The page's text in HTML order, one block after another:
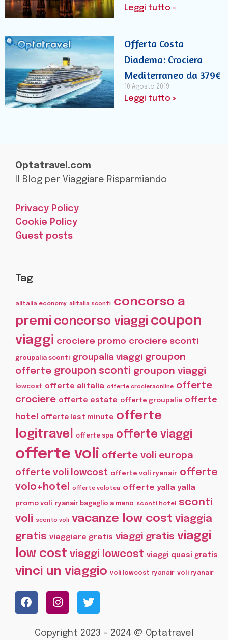
Leggi tutto »
Offerta Costa
Diadema: Crociera
Mediterraneo da 379€
10 Agosto 2019
Leggi tutto »
Optatravel.com
Il Blog per Viaggiare Risparmiando
Privacy Policy
Cookie Policy
Guest posts
Tag
alitalia economy alitalia sconti concorso a
premi concorso viaggi coupon
viaggi crociere promo crociere sconti
groupalia sconti groupalia viaggi groupon
offerte groupon sconti groupon viaggi
lowcost offerte alitalia offerte crocieraonline offerte
crociere offerte estate offerte groupalia offerte
hotel
offerte last minute offerte
logitravel offerte spa offerte viaggi
offerte voli offerte voli europa
offerte voli lowcost offerte voli ryanair offerte
volo+hotel offerte volotea offerte yalla yalla
promo voli ryanair bagaglio a mano sconti hotel
sconti
voli
sconto voli vacanze low cost viaggia
gratis viaggiare gratis viaggi gratis viaggi
low cost viaggi lowcost viaggi quasi gratis
vinci un viaggio voli lowcost ryanair voli ryanair
Copyright 2023 – 2024 @ Optatravel